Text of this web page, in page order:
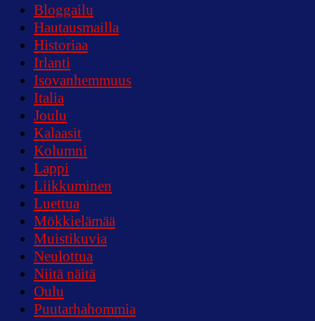
Bloggailu
Hautausmailla
Historiaa
Irlanti
Isovanhemmuus
Italia
Joulu
Kalaasit
Kolumni
Lappi
Liikkuminen
Luettua
Mökkielämää
Muistikuvia
Neulottua
Niitä näitä
Oulu
Puutarhahommia